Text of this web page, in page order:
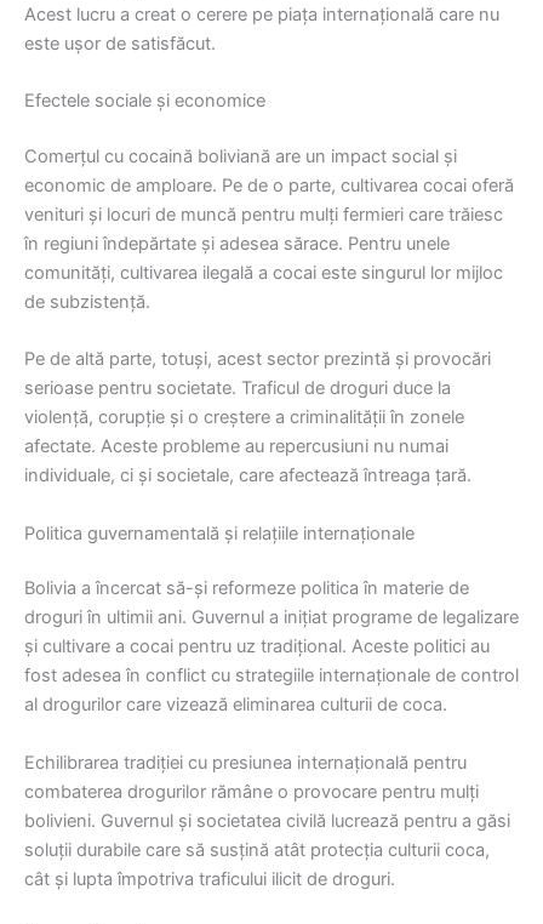
Acest lucru a creat o cerere pe piața internațională care nu
este ușor de satisfăcut.
Efectele sociale și economice
Comerțul cu cocaină boliviană are un impact social și
economic de amploare. Pe de o parte, cultivarea cocai oferă
venituri și locuri de muncă pentru mulți fermieri care trăiesc
în regiuni îndepărtate și adesea sărace. Pentru unele
comunități, cultivarea ilegală a cocai este singurul lor mijloc
de subzistență.
Pe de altă parte, totuși, acest sector prezintă și provocări
serioase pentru societate. Traficul de droguri duce la
violență, corupție și o creștere a criminalității în zonele
afectate. Aceste probleme au repercusiuni nu numai
individuale, ci și societale, care afectează întreaga țară.
Politica guvernamentală și relațiile internaționale
Bolivia a încercat să-și reformeze politica în materie de
droguri în ultimii ani. Guvernul a inițiat programe de legalizare
și cultivare a cocai pentru uz tradițional. Aceste politici au
fost adesea în conflict cu strategiile internaționale de control
al drogurilor care vizează eliminarea culturii de coca.
Echilibrarea tradiției cu presiunea internațională pentru
combaterea drogurilor rămâne o provocare pentru mulți
bolivieni. Guvernul și societatea civilă lucrează pentru a găsi
soluții durabile care să susțină atât protecția culturii coca,
cât și lupta împotriva traficului ilicit de droguri.